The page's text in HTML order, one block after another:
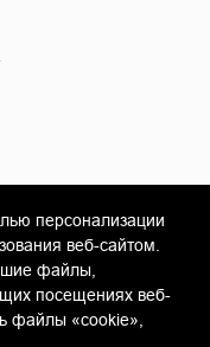
ООО «Гамма
персонализации
веб-сайтом.
файлы,
посещениях веб-
файлы «cookie»,